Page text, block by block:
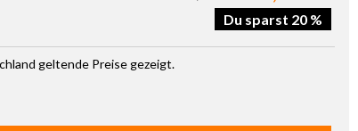
Du sparst 20 %
geltende Preise gezeigt.